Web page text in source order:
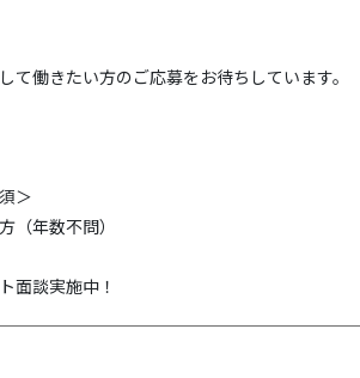
て働きたい方のご応募をお待ちしています。
＞
（年数不問）
面談実施中！